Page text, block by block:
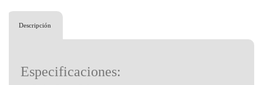
Descripción
Especificaciones: